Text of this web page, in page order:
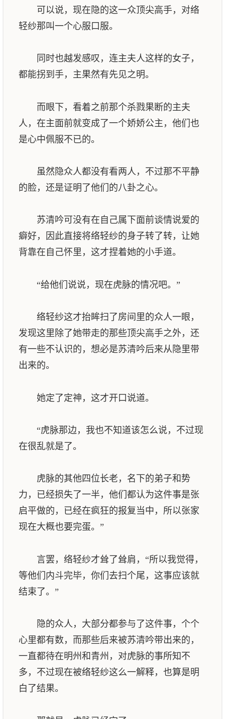
可以说，现在隐的这一众顶尖高手，对络
轻纱那叫一个心服口服。
同时也越发感叹，连主夫人这样的女子，
都能拐到手，主果然有先见之明。
而眼下，看着之前那个杀戮果断的主夫
人，在主面前就变成了一个娇娇公主，他们也
是心中佩服不已的。
虽然隐众人都没有看两人，不过那不平静
的脸，还是证明了他们的八卦之心。
苏清吟可没有在自己属下面前谈情说爱的
癖好，因此直接将络轻纱的身子转了转，让她
背靠在自己怀里，这才捏着她的小手道。
“给他们说说，现在虎脉的情况吧。”
络轻纱这才抬眸扫了房间里的众人一眼，
发现这里除了她带走的那些顶尖高手之外，还
有一些不认识的，想必是苏清吟后来从隐里带
出来的。
她定了定神，这才开口说道。
“虎脉那边，我也不知道该怎么说，不过现
在很乱就是了。
虎脉的其他四位长老，名下的弟子和势
力，已经损失了一半，他们都认为这件事是张
启平做的，已经在疯狂的报复当中，所以张家
现在大概也要完蛋。”
言罢，络轻纱才耸了耸肩，“所以我觉得，
等他们内斗完毕，你们去扫个尾，这事应该就
结束了。”
隐的众人，大部分都参与了这件事，个个
心里都有数，而那些后来被苏清吟带出来的，
一直都待在明州和青州，对虎脉的事所知不
多，不过现在被络轻纱这么一解释，也算是明
白了结果。